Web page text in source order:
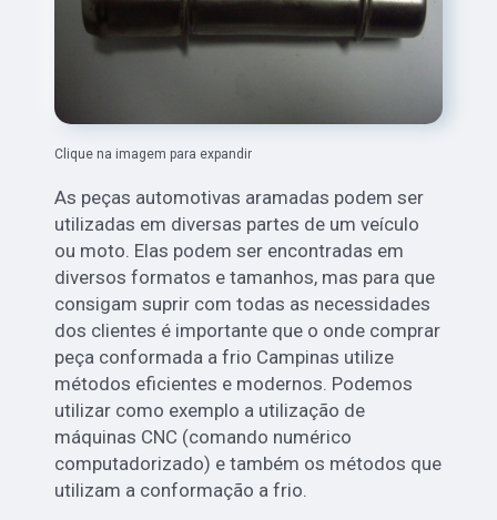
Clique na imagem para expandir
As peças automotivas aramadas podem ser
utilizadas em diversas partes de um veículo
ou moto. Elas podem ser encontradas em
diversos formatos e tamanhos, mas para que
consigam suprir com todas as necessidades
dos clientes é importante que o onde comprar
peça conformada a frio Campinas utilize
métodos eficientes e modernos. Podemos
utilizar como exemplo a utilização de
máquinas CNC (comando numérico
computadorizado) e também os métodos que
utilizam a conformação a frio.